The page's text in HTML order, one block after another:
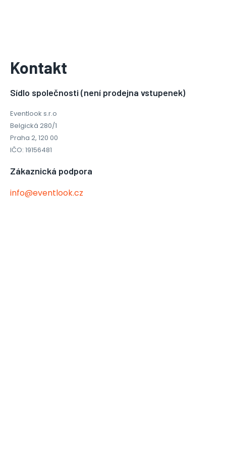
Kontakt
Sídlo společnosti (není prodejna vstupenek)
Eventlook s.r.o
Belgická 280/1
Praha 2, 120 00
IČO: 19156481
Zákaznická podpora
info@eventlook.cz